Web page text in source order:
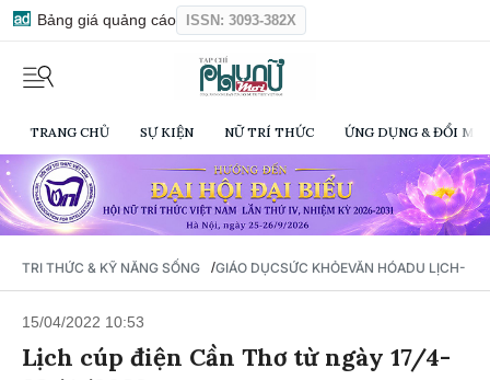
Bảng giá quảng cáo ISSN: 3093-382X
TRANG CHỦ SỰ KIỆN NỮ TRÍ THỨC ỨNG DỤNG & ĐỔI
TRI THỨC & KỸ NĂNG SỐNG /GIÁO DỤCSỨC KHỎEVĂN HÓADU LỊCH-
15/04/2022 10:53
Lịch cúp điện Cần Thơ từ ngày 17/4-